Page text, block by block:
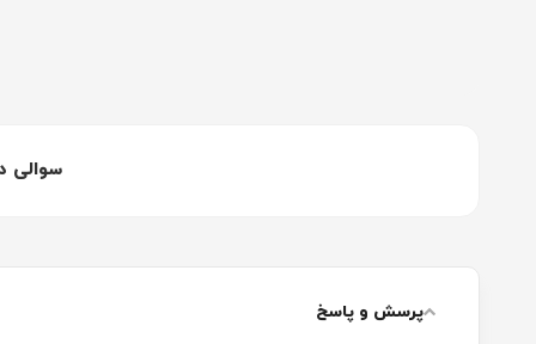
سوالی
پرسش و پاسخ